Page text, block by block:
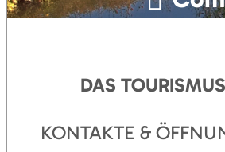
DAS
KONTAKTE &